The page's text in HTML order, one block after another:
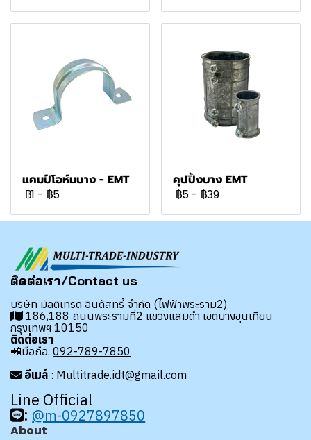
แคมป์โอห์มบาง - EMT
฿1 - ฿5
คุปปิ้งบาง EMT
฿5 - ฿39
ติดต่อเรา/Contact us
บริษัท มัลติเทรด อินดัสทรี้ จำกัด (ไฟฟ้าพระราม2)
186,188 ถนนพระรามที่2 แขวงแสมดำ เขตบางขุนเทียน
กรุงเทพฯ 10150
ติดต่อเรา
📲มือถือ. 092-789-7850
อีเมล์ : Multitrade.idt@gmail.com
Line Official
: @m-0927897850
About